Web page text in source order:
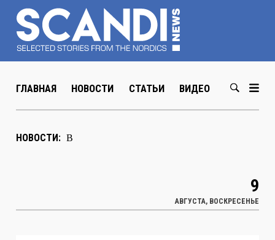
ГЛАВНАЯ НОВОСТИ СТАТЬИ ВИДЕО ABOUT US
НОВОСТИ: В Хельсинки открылась выставка
9